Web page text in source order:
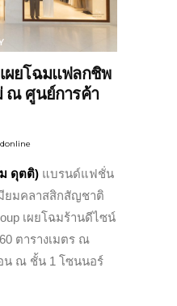
เผยโฉมแฟลกชิพ
ณ ศูนย์การค้า
ดุตติ) แบรนด์แฟชั่น
ยมคลาสสิกสัญชาติ
เผยโฉมร้านดีไซน์
ตารางเมตร ณ
น ณ ชั้น 1 โซนนอร์